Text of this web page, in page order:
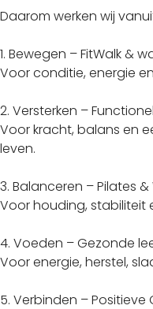
Daarom werken wij
1. Bewegen – FitWalk &
Voor conditie, energie
2. Versterken –
Voor kracht, balans en
leven.
3. Balanceren – Pilates
Voor houding, stabiliteit
4. Voeden – Gezonde
Voor energie, herstel,
5. Verbinden – Positieve